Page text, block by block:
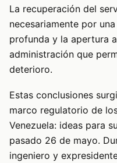
La recuperación del
necesariamente por
profunda y la apertura
administración que
deterioro.
Estas conclusiones
marco regulatorio de
Venezuela: ideas para
pasado 26 de mayo.
ingeniero y